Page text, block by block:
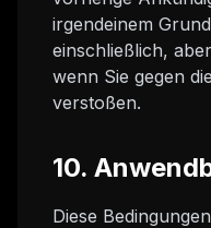
irgendeinem
einschließlich,
wenn Sie gegen
verstoßen.
10.
Diese